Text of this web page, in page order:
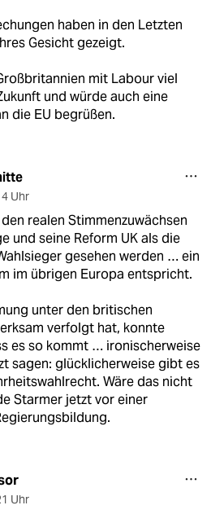
haben in den Letzten
Gesicht gezeigt.
mit Labour viel
und würde auch eine
die EU begrüßen.
Uhr
realen Stimmenzuwächsen
und seine Reform UK als die
gesehen werden … ein
im übrigen Europa entspricht.
unter den britischen
verfolgt hat, konnte
es so kommt … ironischerweise
sagen: glücklicherweise gibt es
Wäre das nicht
Starmer jetzt vor einer
Uhr